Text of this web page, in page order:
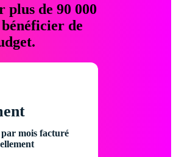
plus de 90 000
de
mois facturé